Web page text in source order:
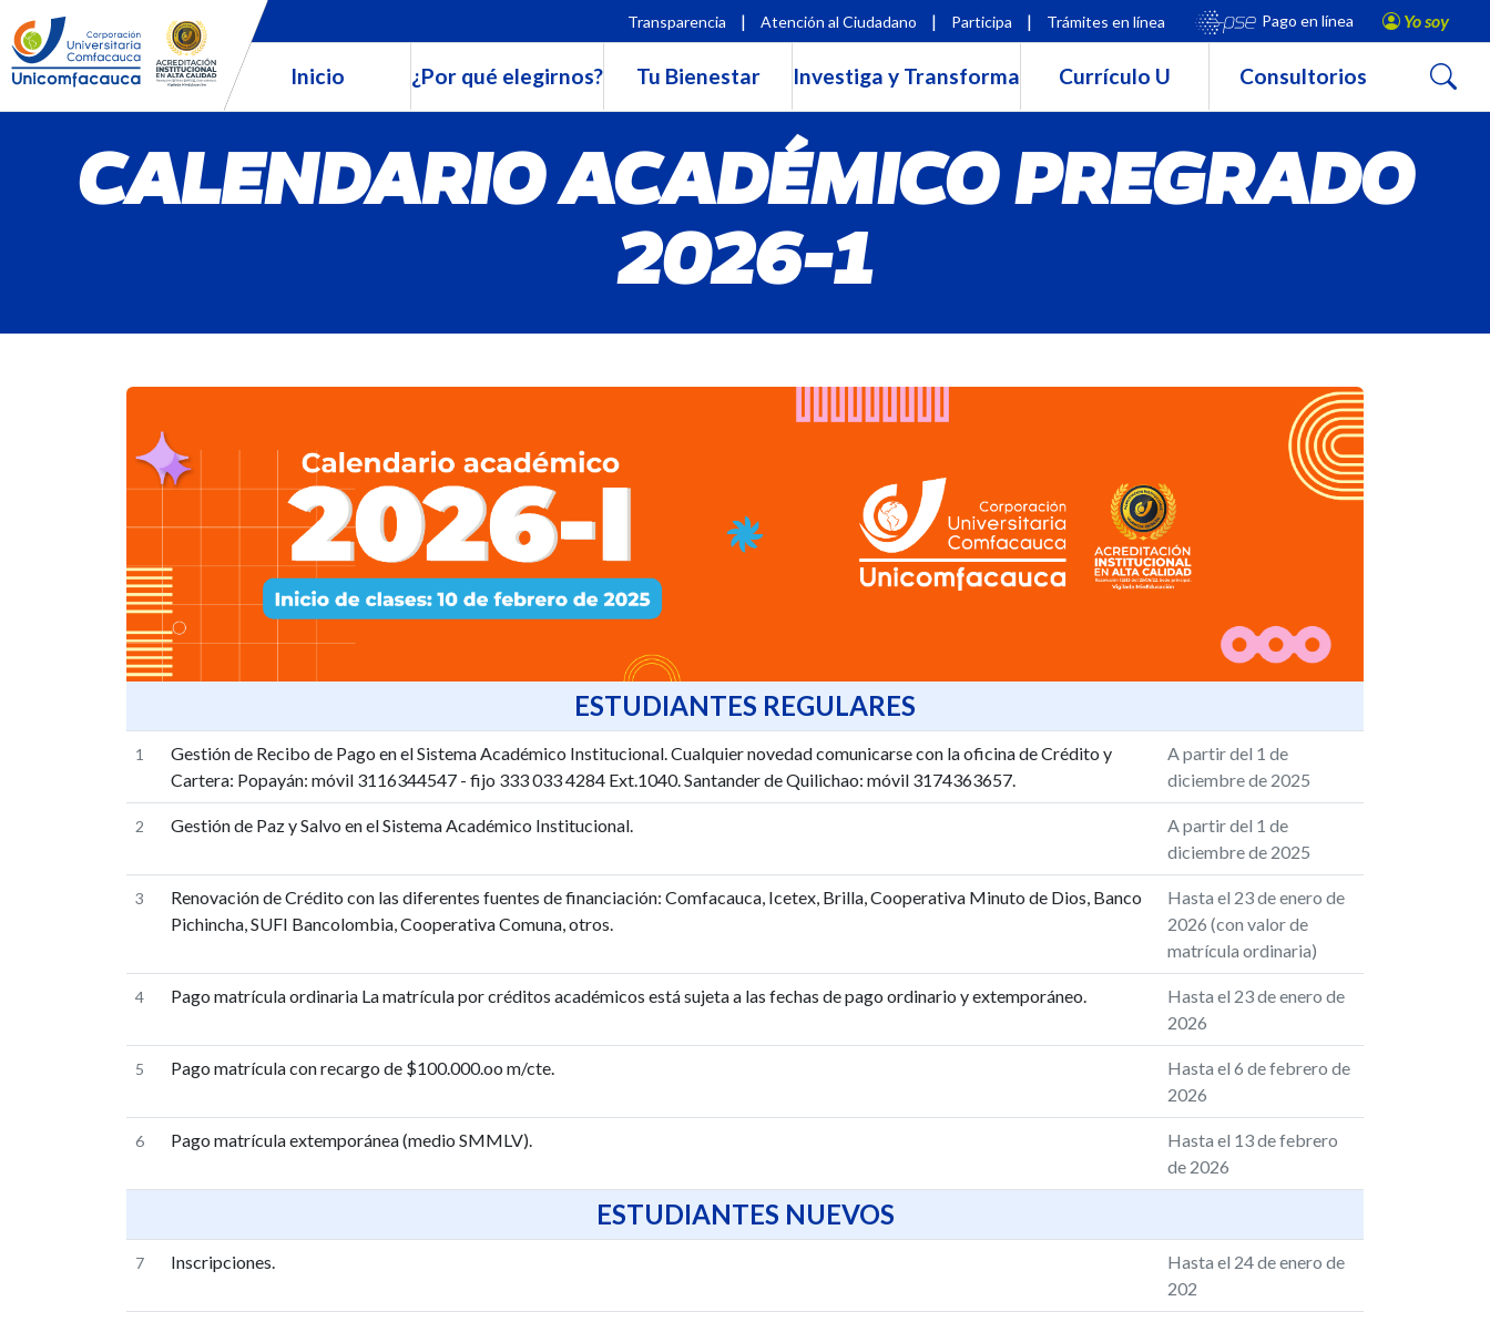
Transparencia | Atención al Ciudadano | Participa | Trámites en línea Pago en línea Yo soy
Inicio ¿Por qué elegirnos? Tu Bienestar Investiga y Transforma Currículo U Consultorios Buscar
CALENDARIO ACADÉMICO PREGRADO
2026-1
ESTUDIANTES REGULARES
1
Gestión de Recibo de Pago en el Sistema Académico Institucional. Cualquier novedad comunicarse con la oficina de Crédito y
Cartera: Popayán: móvil 3116344547 - fijo 333 033 4284 Ext.1040. Santander de Quilichao: móvil 3174363657.
A partir del 1 de
diciembre de 2025
2 Gestión de Paz y Salvo en el Sistema Académico Institucional.
A partir del 1 de
diciembre de 2025
3
Renovación de Crédito con las diferentes fuentes de financiación: Comfacauca, Icetex, Brilla, Cooperativa Minuto de Dios, Banco
Pichincha, SUFI Bancolombia, Cooperativa Comuna, otros.
Hasta el 23 de enero de
2026 (con valor de
matrícula ordinaria)
4 Pago matrícula ordinaria La matrícula por créditos académicos está sujeta a las fechas de pago ordinario y extemporáneo.
Hasta el 23 de enero de
2026
5 Pago matrícula con recargo de $100.000.oo m/cte.
Hasta el 6 de febrero de
2026
6 Pago matrícula extemporánea (medio SMMLV).
Hasta el 13 de febrero
de 2026
ESTUDIANTES NUEVOS
7 Inscripciones.
Hasta el 24 de enero de
202